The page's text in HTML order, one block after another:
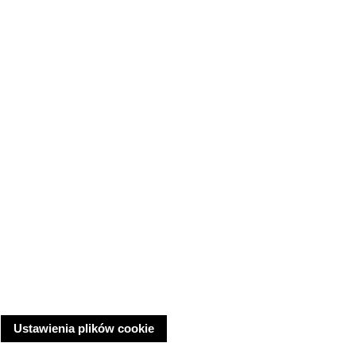
Ustawienia plików cookie